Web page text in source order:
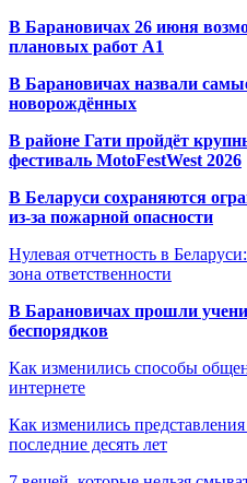
В Барановичах 26 июня
плановых работ A1
В Барановичах назвали
новорождённых
В районе Гати пройдёт
фестиваль MotoFestWest 2026
В Беларуси сохраняются
из-за пожарной опасности
Нулевая отчетность в
зона ответственности
В Барановичах прошли
беспорядков
Как изменились способы
интернете
Как изменились
последние десять лет